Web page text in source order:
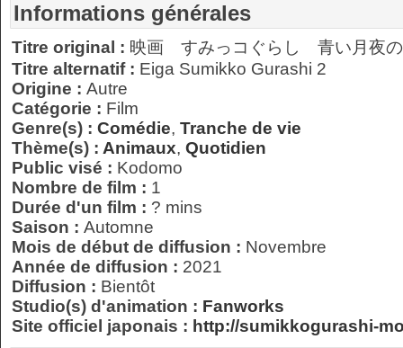
Informations générales
Titre original : 映画 すみっコぐらし ⻘い月夜の
Titre alternatif : Eiga Sumikko Gurashi 2
Origine : Autre
Catégorie : Film
Genre(s) : Comédie, Tranche de vie
Thème(s) : Animaux, Quotidien
Public visé : Kodomo
Nombre de film : 1
Durée d'un film : ? mins
Saison : Automne
Mois de début de diffusion : Novembre
Année de diffusion : 2021
Diffusion : Bientôt
Studio(s) d'animation : Fanworks
Site officiel japonais : http://sumikkogurashi-